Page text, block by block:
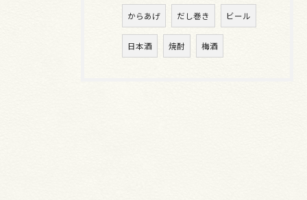
からあげ だし巻き ビール
日本酒 焼酎 梅酒